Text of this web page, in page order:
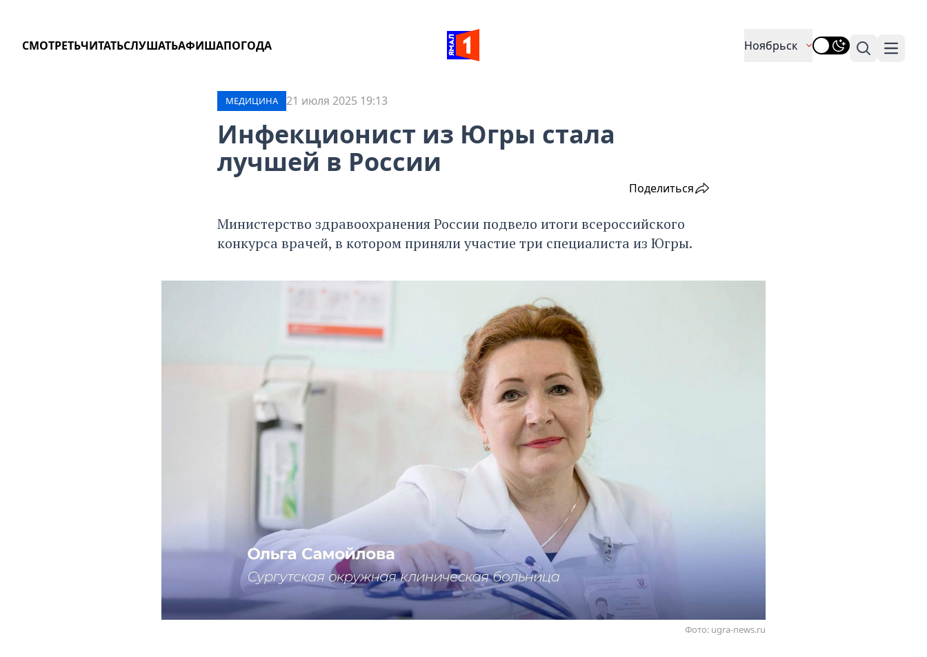
СМОТРЕТЬЧИТАТЬСЛУШАТЬАФИШАПОГОДА Ноябрьск
Поиск
МЕДИЦИНА 21 июля 2025 19:13
Инфекционист из Югры стала
лучшей в России
Поделиться
Министерство здравоохранения России подвело итоги всероссийского
конкурса врачей, в котором приняли участие три специалиста из Югры.
Фото: ugra-news.ru